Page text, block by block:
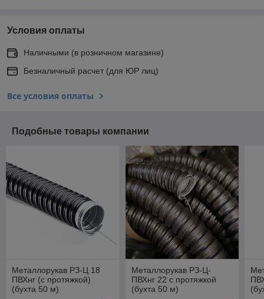
Условия оплаты
Наличными (в розничном магазине)
Безналичный расчет (для ЮР лиц)
Все условия оплаты
Подобные товары компании
Металлорукав РЗ-Ц 18
ПВХнг (с протяжкой)
(бухта 50 м)
Металлорукав РЗ-Ц-
ПВХнг 22 с протяжкой
(бухта 50 м)